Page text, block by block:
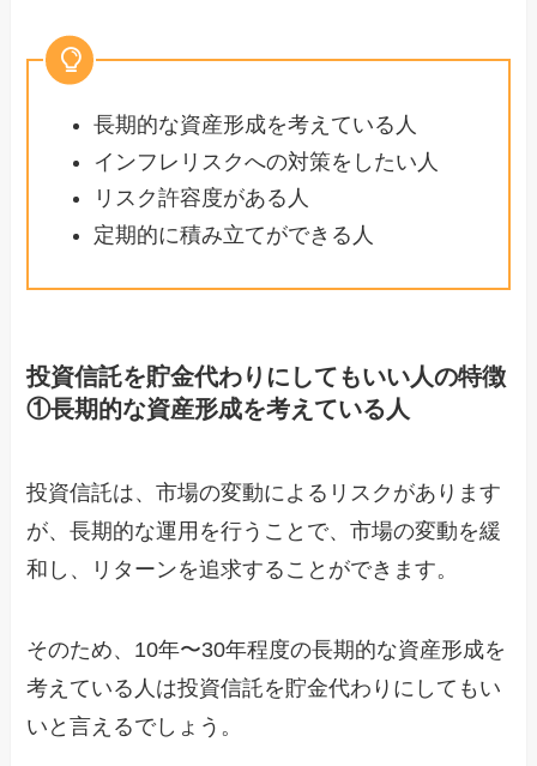
長期的な資産形成を考えている人
インフレリスクへの対策をしたい人
リスク許容度がある人
定期的に積み立てができる人
投資信託を貯金代わりにしてもいい人の特徴
①長期的な資産形成を考えている人
投資信託は、市場の変動によるリスクがあります
が、長期的な運用を行うことで、市場の変動を緩
和し、リターンを追求することができます。
そのため、10年〜30年程度の長期的な資産形成を
考えている人は投資信託を貯金代わりにしてもい
いと言えるでしょう。